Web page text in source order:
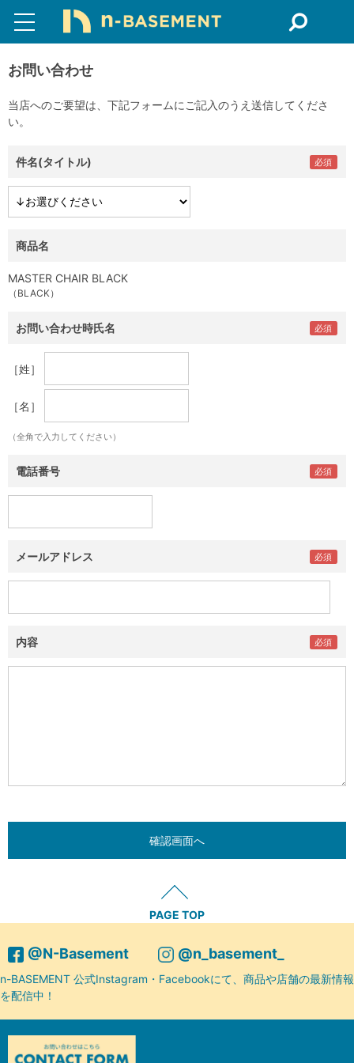
お問い合わせ
当店へのご要望は、下記フォームにご記入のうえ送信してくださ
い。
件名(タイトル)
商品名
MASTER CHAIR BLACK
（BLACK）
お問い合わせ時氏名
［姓］
［名］
（全角で入力してください）
電話番号
メールアドレス
内容
PAGE TOP
@N-Basement @n_basement_
n-BASEMENT 公式Instagram・Facebookにて、商品や店舗の最新情報
を配信中！